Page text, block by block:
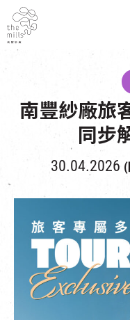
媒體中心
南豐店堂
商店
活動場地
所有活動
世界之約
導賞團
體驗走進南豐紗廠
CHAT六廠
南豐作坊
其他體驗
到訪我們
開放時間及位置
穿梭巴士服務
停車場
NF TOUCH
南豐紗廠旅
同步
30.04.2026